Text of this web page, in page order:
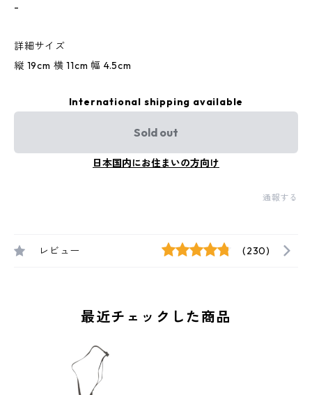
-
詳細サイズ
縦 19cm 横 11cm 幅 4.5cm
International shipping available
Sold out
日本国内にお住まいの方向け
通報する
レビュー (230)
最近チェックした商品